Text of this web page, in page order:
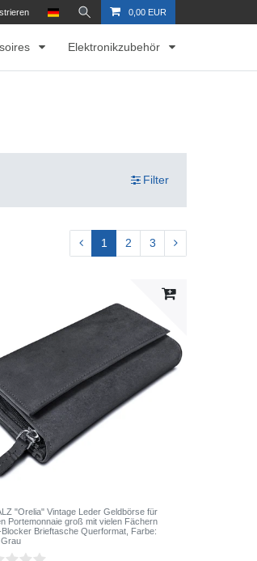
0,00 EUR
Elektronikzubehör
Filter
1 2 3
"Orelia" Vintage Leder Geldbörse für
Portemonnaie groß mit vielen Fächern
Blocker Brieftasche Querformat , Farbe: